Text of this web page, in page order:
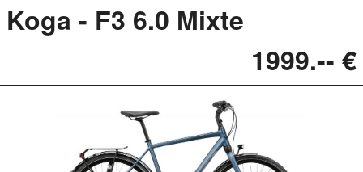
Koga - F3 6.0 Mixte
1999.-- €